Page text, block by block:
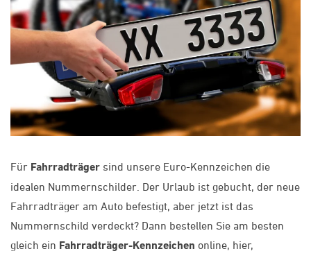
Für Fahrradträger sind unsere Euro-Kennzeichen die
idealen Nummernschilder. Der Urlaub ist gebucht, der neue
Fahrradträger am Auto befestigt, aber jetzt ist das
Nummernschild verdeckt? Dann bestellen Sie am besten
gleich ein Fahrradträger-Kennzeichen online, hier,